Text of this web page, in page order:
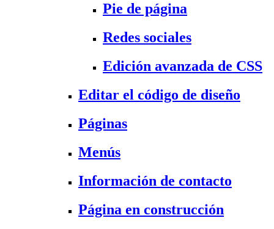
Pie de página
Redes sociales
Edición avanzada de CSS
Editar el código de diseño
Páginas
Menús
Información de contacto
Página en construcción